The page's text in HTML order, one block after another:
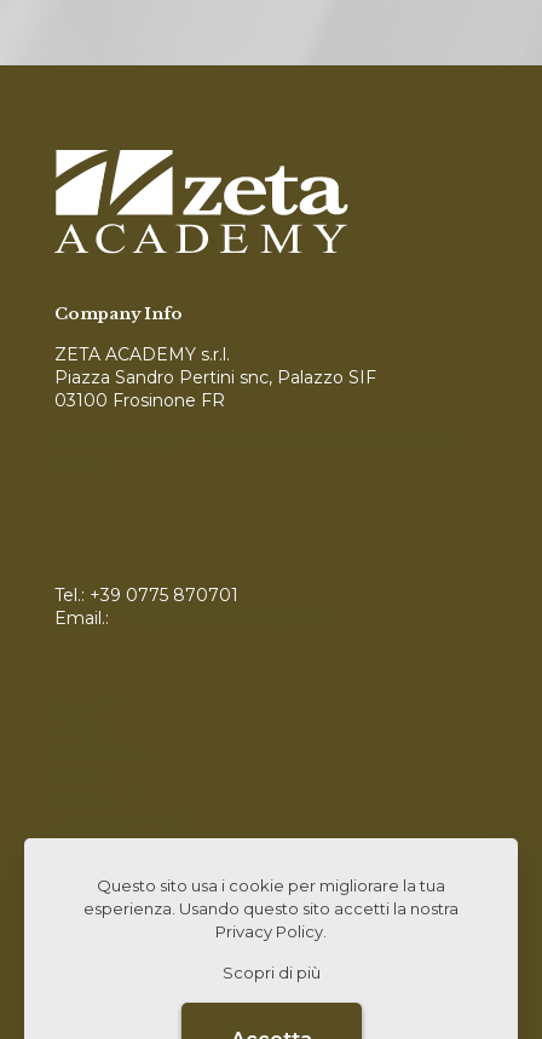
Company Info
ZETA ACADEMY s.r.l.
Piazza Sandro Pertini snc, Palazzo SIF
03100 Frosinone FR
Tel.: +39 0775 870701
Email.:
© 2026 Zeta Consulting s.r.l. All Rights Reserved |
CB&C Lab
Questo sito usa i cookie per migliorare la tua
esperienza. Usando questo sito accetti la nostra
Privacy Policy
Scopri di più